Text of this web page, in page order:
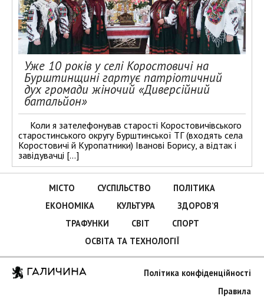
Уже 10 років у селі Коростовичі на
Бурштинщині гартує патріотичний
дух громади жіночий «Диверсійний
батальйон»
Коли я зателефонував старості Коростовичівського
старостинського округу Бурштинської ТГ (входять села
Коростовичі й Куропатники) Іванові Борису, а відтак і
завідувачці […]
МІСТО СУСПІЛЬСТВО
ПОЛІТИКА
ЕКОНОМІКА
КУЛЬТУРА
ЗДОРОВ’Я
ТРАФУНКИ
СВІТ
СПОРТ
ОСВІТА ТА ТЕХНОЛОГІЇ
ГАЛИЧИНА
Політика конфіденційності
Правила